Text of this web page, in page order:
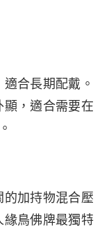
合長期配戴。
，適合需要在
加持物混合壓
緣鳥佛牌最獨特